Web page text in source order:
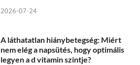
2026-07-24
A láthatatlan hiánybetegség: Miért
nem elég a napsütés, hogy optimális
legyen a d vitamin szintje?